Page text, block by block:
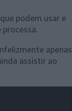
que podem usar e
apenas
assistir ao